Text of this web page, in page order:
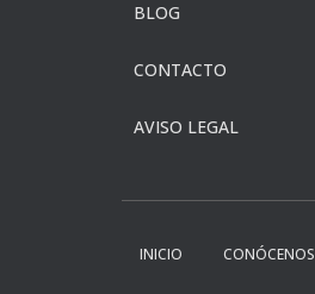
BLOG
CONTACTO
AVISO LEGAL
INICIO CONÓCENOS